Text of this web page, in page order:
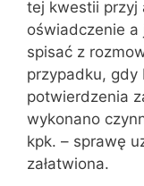
tej kwestii przyj
oświadczenie
spisać z
przypadku, gdy
potwierdzenia
wykonano
kpk. – sprawę
załatwiona.